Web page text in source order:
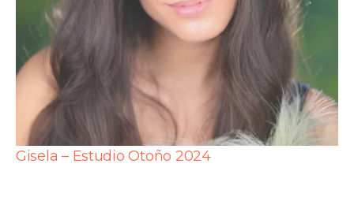
Gisela – Estudio Otoño 2024